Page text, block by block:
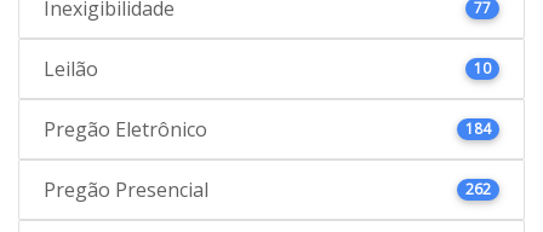
Inexigibilidade 77
Leilão 10
Pregão Eletrônico 184
Pregão Presencial 262